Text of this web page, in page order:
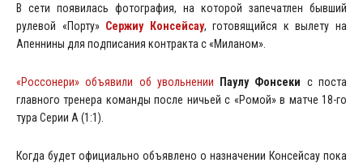
В сети появилась фотография, на которой запечатлен бывший
рулевой «Порту» Сержиу Консейсау, готовящийся к вылету на
Апеннины для подписания контракта с «Миланом».
«Россонери» объявили об увольнении Паулу Фонсеки с поста
главного тренера команды после ничьей с «Ромой» в матче 18-го
тура Серии А (1:1).
Когда будет официально объявлено о назначении Консейсау пока